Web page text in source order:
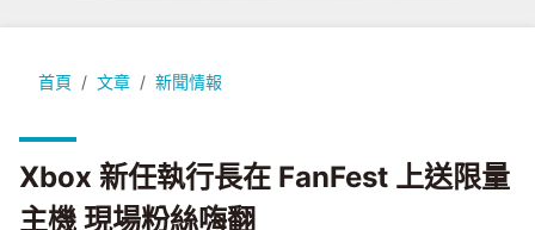
首頁 文章 新聞情報
Xbox 新任執行長在 FanFest 上送限量主機 現場粉絲嗨翻
Xbox 新任執行長在 FanFest 上送限量
主機 現場粉絲嗨翻